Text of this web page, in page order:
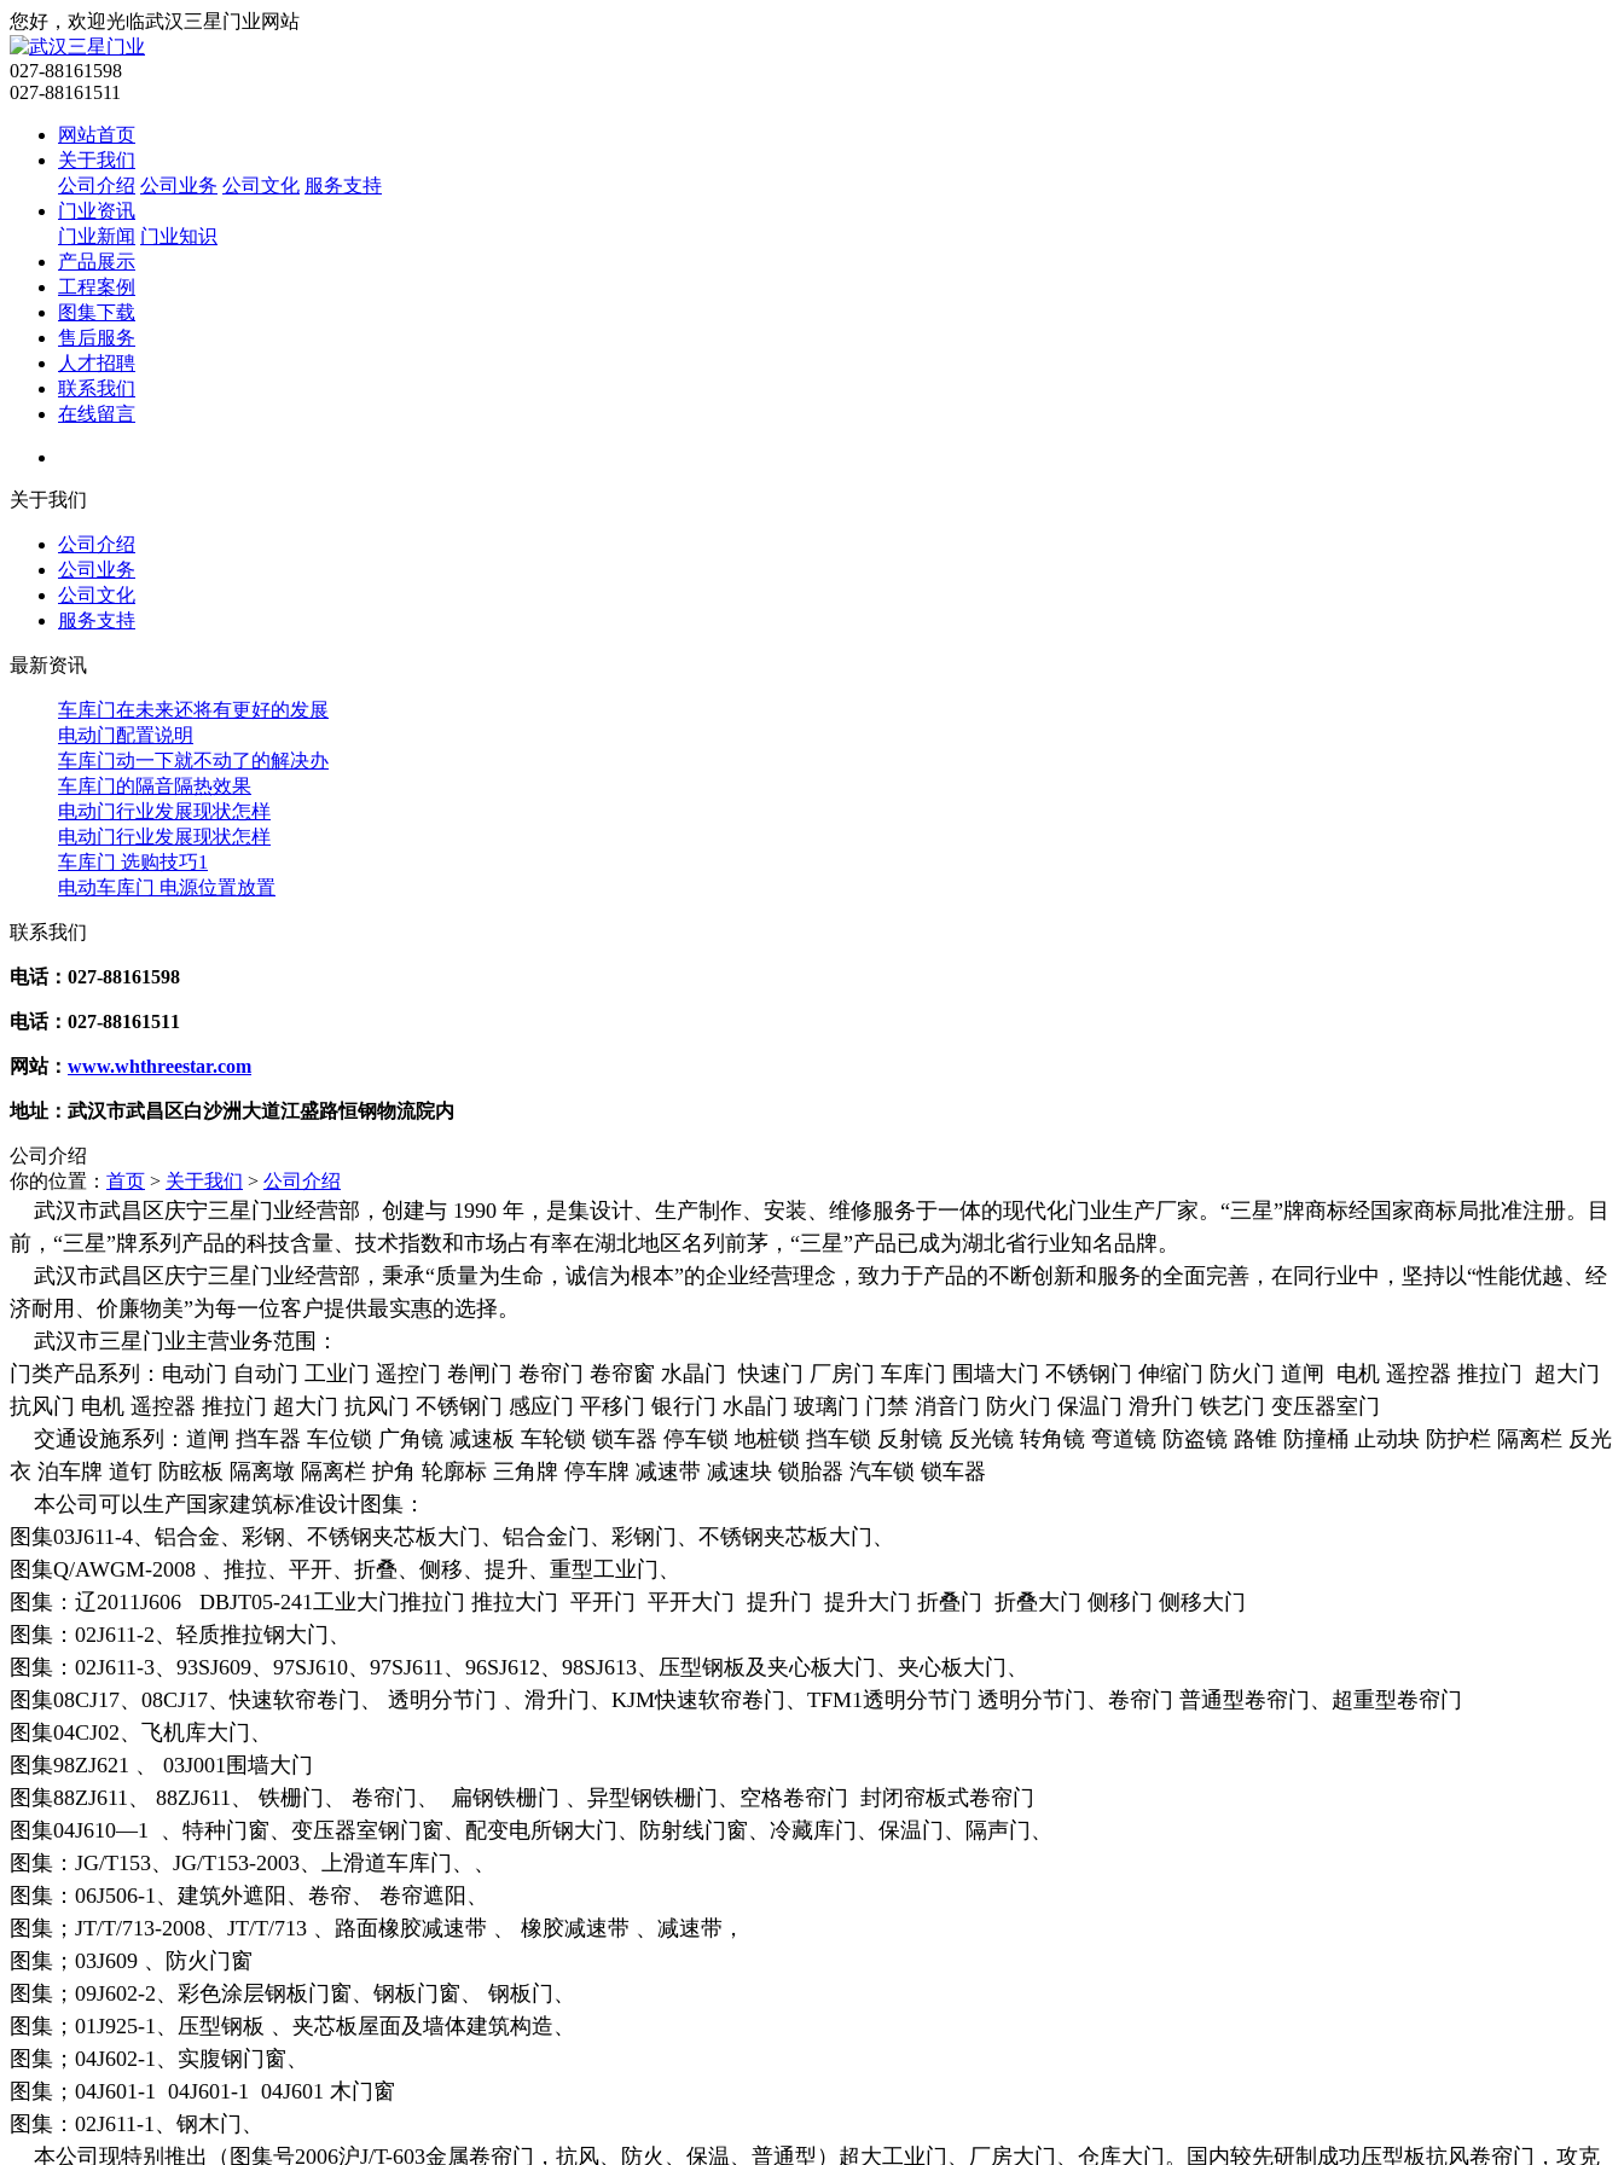
您好，欢迎光临武汉三星门业网站
027-88161598
027-88161511
网站首页
关于我们
公司介绍 公司业务 公司文化 服务支持
门业资讯
门业新闻 门业知识
产品展示
工程案例
图集下载
售后服务
人才招聘
联系我们
在线留言
关于我们
公司介绍
公司业务
公司文化
服务支持
最新资讯
车库门在未来还将有更好的发展
电动门配置说明
车库门动一下就不动了的解决办
车库门的隔音隔热效果
电动门行业发展现状怎样
电动门行业发展现状怎样
车库门 选购技巧1
电动车库门 电源位置放置
联系我们
电话：027-88161598
电话：027-88161511
网站： www.whthreestar.com
地址：武汉市武昌区白沙洲大道江盛路恒钢物流院内
公司介绍
你的位置： 首页 > 关于我们 > 公司介绍
武汉市武昌区庆宁三星门业经营部，创建与 1990 年，是集设计、生产制作、安装、维修服务于一体的现代化门业生产厂家。“三星”牌商标经国家商标局批准注册。目
前，“三星”牌系列产品的科技含量、技术指数和市场占有率在湖北地区名列前茅，“三星”产品已成为湖北省行业知名品牌。
武汉市武昌区庆宁三星门业经营部，秉承“质量为生命，诚信为根本”的企业经营理念，致力于产品的不断创新和服务的全面完善，在同行业中，坚持以“性能优越、经
济耐用、价廉物美”为每一位客户提供最实惠的选择。
武汉市三星门业主营业务范围：
门类产品系列：电动门 自动门 工业门 遥控门 卷闸门 卷帘门 卷帘窗 水晶门 快速门 厂房门 车库门 围墙大门 不锈钢门 伸缩门 防火门 道闸 电机 遥控器 推拉门 超大门
抗风门 电机 遥控器 推拉门 超大门 抗风门 不锈钢门 感应门 平移门 银行门 水晶门 玻璃门 门禁 消音门 防火门 保温门 滑升门 铁艺门 变压器室门
交通设施系列：道闸 挡车器 车位锁 广角镜 减速板 车轮锁 锁车器 停车锁 地桩锁 挡车锁 反射镜 反光镜 转角镜 弯道镜 防盗镜 路锥 防撞桶 止动块 防护栏 隔离栏 反光
衣 泊车牌 道钉 防眩板 隔离墩 隔离栏 护角 轮廓标 三角牌 停车牌 减速带 减速块 锁胎器 汽车锁 锁车器
本公司可以生产国家建筑标准设计图集：
图集03J611-4、铝合金、彩钢、不锈钢夹芯板大门、铝合金门、彩钢门、不锈钢夹芯板大门、
图集Q/AWGM-2008 、推拉、平开、折叠、侧移、提升、重型工业门、
图集：辽2011J606 DBJT05-241工业大门推拉门 推拉大门 平开门 平开大门 提升门 提升大门 折叠门 折叠大门 侧移门 侧移大门
图集：02J611-2、轻质推拉钢大门、
图集：02J611-3、93SJ609、97SJ610、97SJ611、96SJ612、98SJ613、压型钢板及夹心板大门、夹心板大门、
图集08CJ17、08CJ17、快速软帘卷门、 透明分节门 、滑升门、KJM快速软帘卷门、TFM1透明分节门 透明分节门、卷帘门 普通型卷帘门、超重型卷帘门
图集04CJ02、飞机库大门、
图集98ZJ621 、 03J001围墙大门
图集88ZJ611、 88ZJ611、 铁栅门、 卷帘门、 扁钢铁栅门 、异型钢铁栅门、空格卷帘门 封闭帘板式卷帘门
图集04J610—1 、特种门窗、变压器室钢门窗、配变电所钢大门、防射线门窗、冷藏库门、保温门、隔声门、
图集：JG/T153、JG/T153-2003、上滑道车库门、、
图集：06J506-1、建筑外遮阳、卷帘、 卷帘遮阳、
图集；JT/T/713-2008、JT/T/713 、路面橡胶减速带 、 橡胶减速带 、减速带，
图集；03J609 、防火门窗
图集；09J602-2、彩色涂层钢板门窗、钢板门窗、 钢板门、
图集；01J925-1、压型钢板 、夹芯板屋面及墙体建筑构造、
图集；04J602-1、实腹钢门窗、
图集；04J601-1 04J601-1 04J601 木门窗
图集：02J611-1、钢木门、
本公司现特别推出（图集号2006沪J/T-603金属卷帘门，抗风、防火、保温、普通型）超大工业门、厂房大门、仓库大门。国内较先研制成功压型板抗风卷帘门，攻克